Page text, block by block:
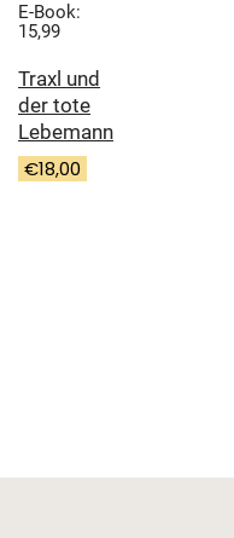
E-Book:
15,99
Traxl und
der tote
Lebemann
€18,00